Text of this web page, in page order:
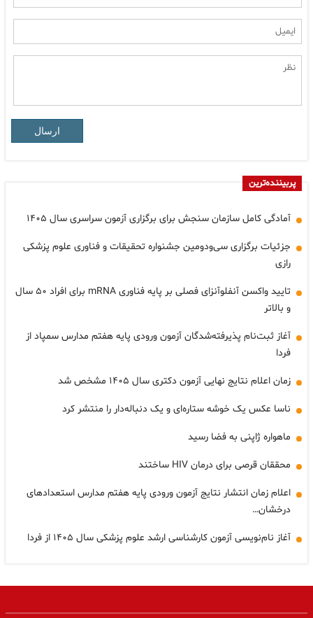
ارسال
پربیننده‌ترین
آمادگی کامل سازمان سنجش برای برگزاری آزمون سراسری سال ۱۴۰۵
جزئیات برگزاری سی‌ودومین جشنواره تحقیقات و فناوری علوم پزشکی
رازی
تایید واکسن آنفلوآنزای فصلی بر پایه فناوری mRNA برای افراد ۵۰ سال
و بالاتر
آغاز ثبت‌نام پذیرفته‌شدگان آزمون ورودی پایه هفتم مدارس سمپاد از
فردا
زمان اعلام نتایج نهایی آزمون دکتری سال ۱۴۰۵ مشخص شد
ناسا عکس یک خوشه ستاره‌ای و یک دنباله‌دار را منتشر کرد
ماهواره ژاپنی به فضا رسید
محققان قرصی برای درمان HIV ساختند
اعلام زمان انتشار نتایج آزمون ورودی پایه هفتم مدارس استعدادهای
درخشان…
آغاز نام‌نویسی آزمون کارشناسی ارشد علوم پزشکی سال ۱۴۰۵ از فردا